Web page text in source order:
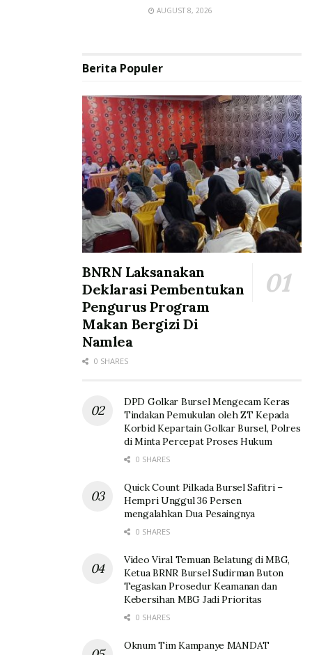
AUGUST 8, 2026
Berita Populer
BNRN Laksanakan
Deklarasi Pembentukan
Pengurus Program
Makan Bergizi Di
Namlea
0 SHARES
DPD Golkar Bursel Mengecam Keras
Tindakan Pemukulan oleh ZT Kepada
Korbid Kepartain Golkar Bursel, Polres
di Minta Percepat Proses Hukum
0 SHARES
Quick Count Pilkada Bursel Safitri –
Hempri Unggul 36 Persen
mengalahkan Dua Pesaingnya
0 SHARES
Video Viral Temuan Belatung di MBG,
Ketua BRNR Bursel Sudirman Buton
Tegaskan Prosedur Keamanan dan
Kebersihan MBG Jadi Prioritas
0 SHARES
Oknum Tim Kampanye MANDAT